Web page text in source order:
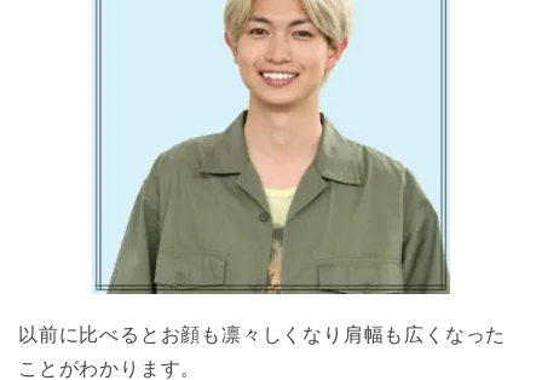
以前に比べるとお顔も凛々しくなり肩幅も広くなった
ことがわかります。